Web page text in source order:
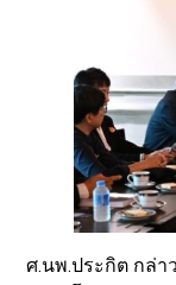
ศ.นพ.ประกิต กล่า